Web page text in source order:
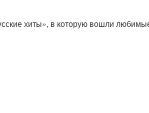
хиты», в которую вошли